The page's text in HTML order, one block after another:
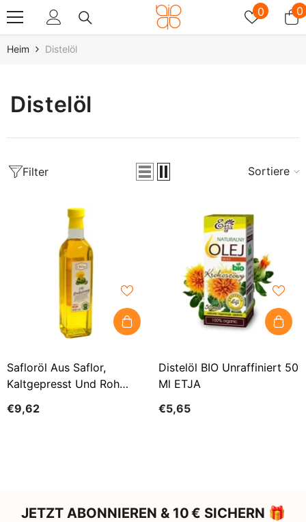
0 00
Heim Distelöl
Distelöl
Filter Sortieren
Safloröl Aus Saflor,
Kaltgepresst Und Roh
€9,62
Distelöl BIO Unraffiniert 50
Ml ETJA
€5,65
JETZT ABONNIEREN & 10 € SICHERN 🎁